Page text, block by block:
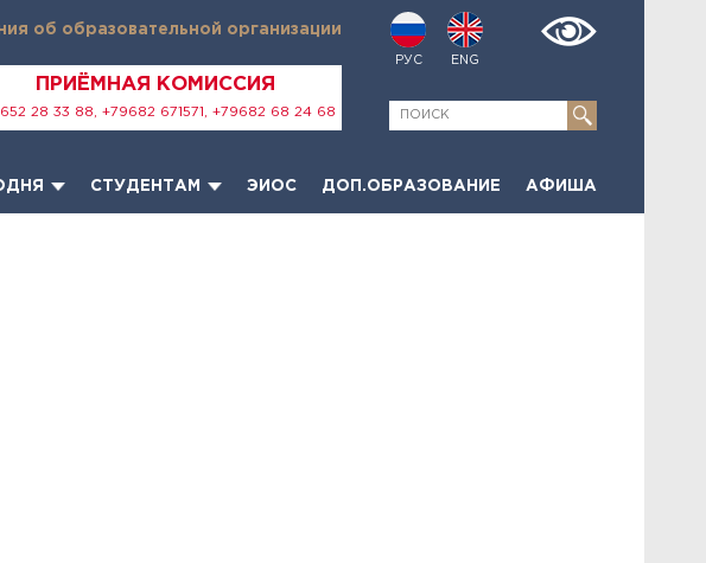
об образовательной организации
ПРИЁМНАЯ КОМИССИЯ
28 33 88, +79682 671571, +79682 68 24 68
РУС ENG
СТУДЕНТАМ ЭИОС ДОП.ОБРАЗОВАНИЕ АФИША